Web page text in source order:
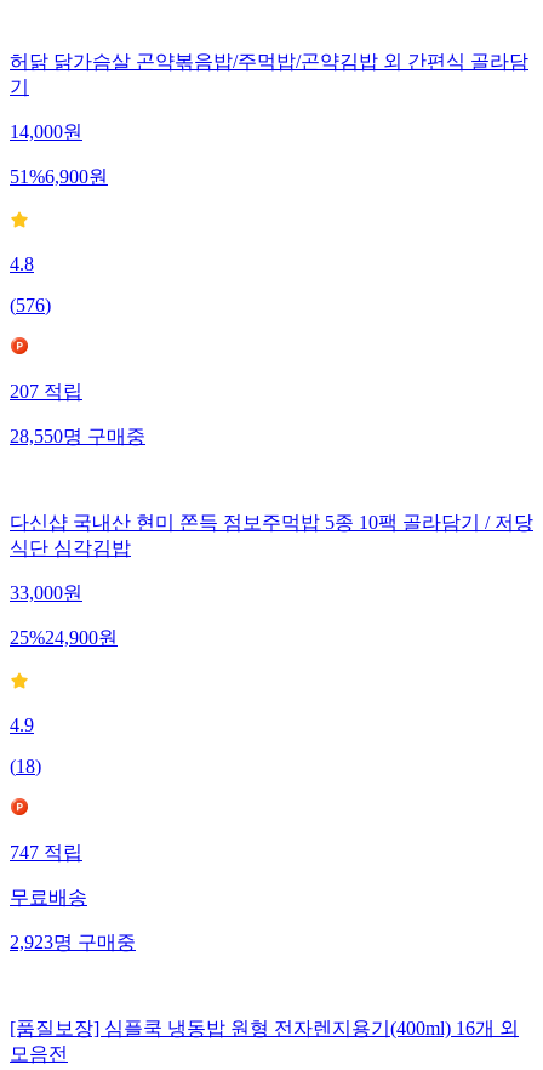
허닭 닭가슴살 곤약볶음밥/주먹밥/곤약김밥 외 간편식 골라담
기
14,000원
51%6,900원
4.8
(576)
207 적립
28,550명 구매중
다신샵 국내산 현미 쫀득 점보주먹밥 5종 10팩 골라담기 / 저당
식단 심각김밥
33,000원
25%24,900원
4.9
(18)
747 적립
무료배송
2,923명 구매중
[품질보장] 심플쿡 냉동밥 원형 전자렌지용기(400ml) 16개 외
모음전